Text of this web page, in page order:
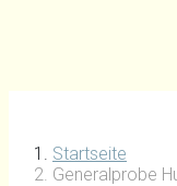
Startseite
Generalprobe